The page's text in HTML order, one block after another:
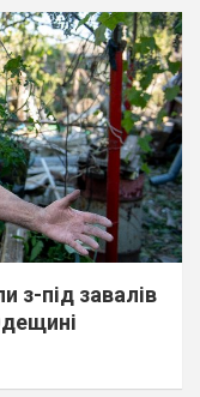
з-під завалів